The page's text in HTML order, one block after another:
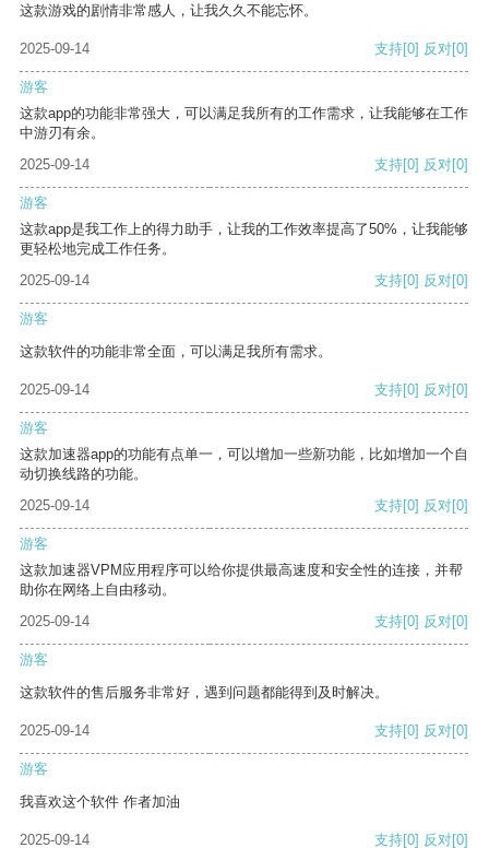
这款游戏的剧情非常感人，让我久久不能忘怀。
2025-09-14 支持[0] 反对[0]
游客
这款app的功能非常强大，可以满足我所有的工作需求，让我能够在工作
中游刃有余。
2025-09-14
支持[0] 反对[0]
游客
这款app是我工作上的得力助手，让我的工作效率提高了50%，让我能够
更轻松地完成工作任务。
2025-09-14
支持[0] 反对[0]
游客
这款软件的功能非常全面，可以满足我所有需求。
2025-09-14 支持[0] 反对[0]
游客
这款加速器app的功能有点单一，可以增加一些新功能，比如增加一个自
动切换线路的功能。
2025-09-14
支持[0] 反对[0]
游客
这款加速器VPM应用程序可以给你提供最高速度和安全性的连接，并帮
助你在网络上自由移动。
2025-09-14
支持[0] 反对[0]
游客
这款软件的售后服务非常好，遇到问题都能得到及时解决。
2025-09-14 支持[0] 反对[0]
游客
我喜欢这个软件 作者加油
2025-09-14 支持[0] 反对[0]